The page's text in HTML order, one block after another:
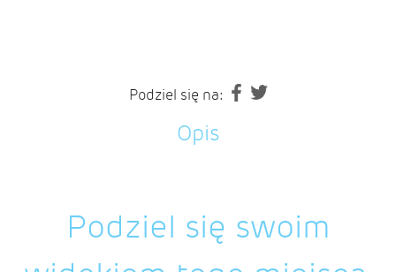
Podziel się na:
Opis
Podziel się swoim